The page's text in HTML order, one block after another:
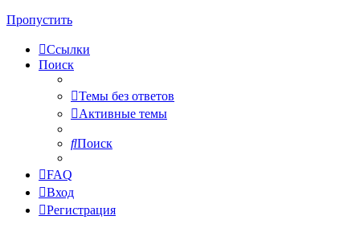
Пропустить
Ссылки
Поиск
Темы без ответов
Активные темы
Поиск
FAQ
Вход
Регистрация